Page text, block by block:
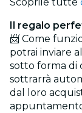
Scoprile tutte
Il regalo
📨 Come
potrai inviare
sotto forma di
sottrarrà
dal loro